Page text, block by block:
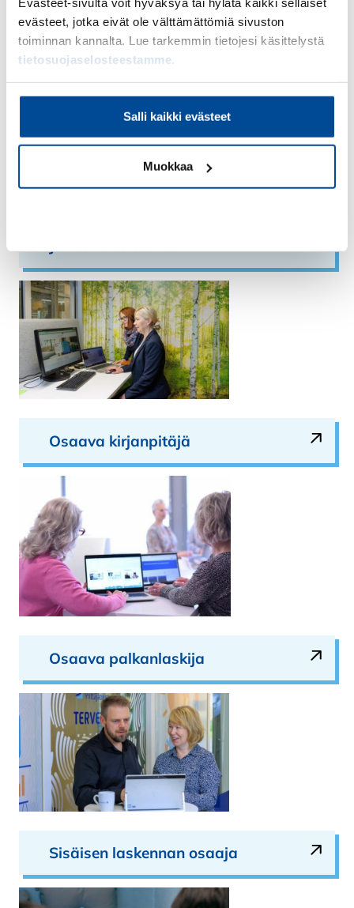
evästeet, jotka eivät ole välttämättömiä sivuston
toiminnan kannalta. Lue tarkemmin tietojesi käsittelystä
tietosuojaselosteestamme.
Salli kaikki evästeet
Muokkaa
HR-assistentti
Osaava kirjanpitäjä
Osaava palkanlaskija
Sisäisen laskennan osaaja